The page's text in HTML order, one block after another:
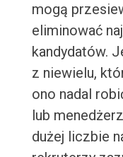
mogą
eliminować
kandydatów.
z niewielu,
ono nadal
lub
dużej liczbie